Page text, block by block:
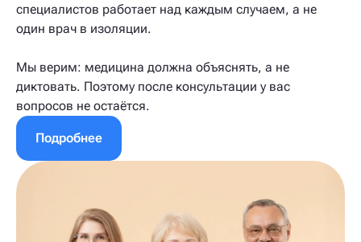
специалистов работает над каждым случаем, а не
один врач в изоляции.
Мы верим: медицина должна объяснять, а не
диктовать. Поэтому после консультации у вас
вопросов не остаётся.
Подробнее